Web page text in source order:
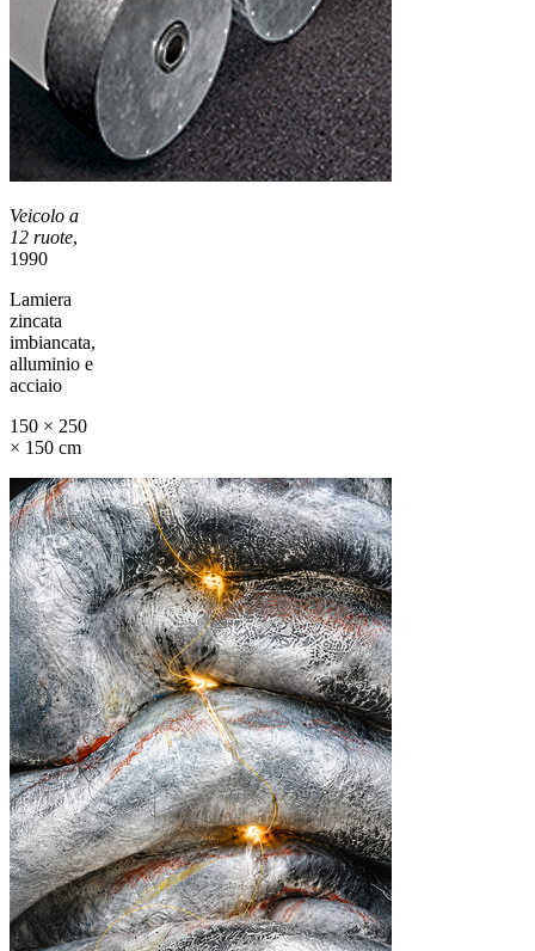
Veicolo a
12 ruote,
1990
Lamiera
zincata
imbiancata,
alluminio e
acciaio
150 × 250
× 150 cm